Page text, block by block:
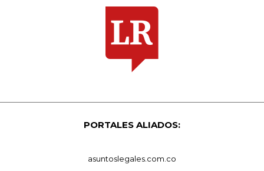
PORTALES ALIADOS:
asuntoslegales.com.co